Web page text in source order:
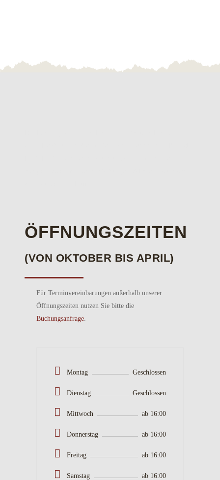
ÖFFNUNGSZEITEN
(VON OKTOBER BIS APRIL)
Für Terminvereinbarungen außerhalb unserer
Öffnungszeiten nutzen Sie bitte die
Buchungsanfrage.
Montag Geschlossen
Dienstag Geschlossen
Mittwoch ab 16:00
Donnerstag ab 16:00
Freitag ab 16:00
Samstag ab 16:00